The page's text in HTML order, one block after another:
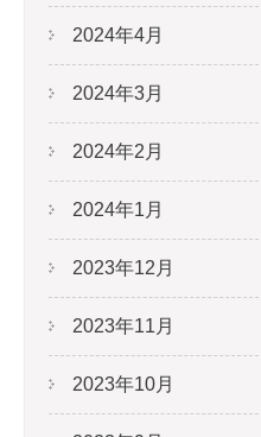
2024年4月
2024年3月
2024年2月
2024年1月
2023年12月
2023年11月
2023年10月